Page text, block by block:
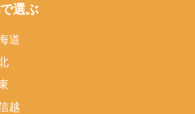
選ぶ
道
越